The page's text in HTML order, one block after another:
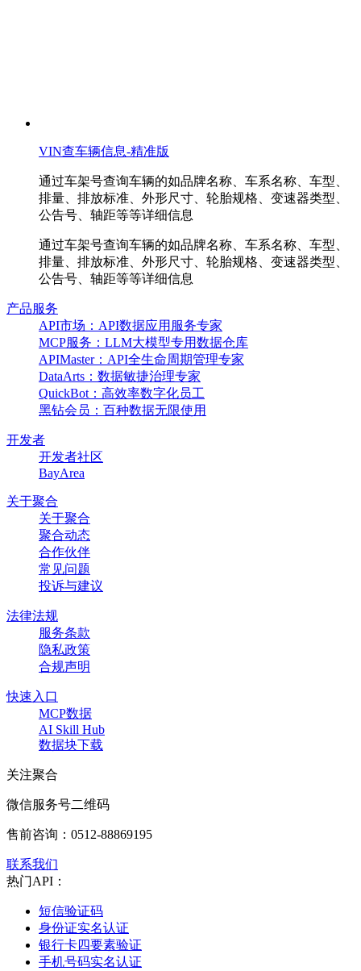
VIN查车辆信息-精准版
通过车架号查询车辆的如品牌名称、车系名称、车型、
排量、排放标准、外形尺寸、轮胎规格、变速器类型、
公告号、轴距等等详细信息
通过车架号查询车辆的如品牌名称、车系名称、车型、
排量、排放标准、外形尺寸、轮胎规格、变速器类型、
公告号、轴距等等详细信息
产品服务
API市场：API数据应用服务专家
MCP服务：LLM大模型专用数据仓库
APIMaster：API全生命周期管理专家
DataArts：数据敏捷治理专家
QuickBot：高效率数字化员工
黑钻会员：百种数据无限使用
开发者
开发者社区
BayArea
关于聚合
关于聚合
聚合动态
合作伙伴
常见问题
投诉与建议
法律法规
服务条款
隐私政策
合规声明
快速入口
MCP数据
AI Skill Hub
数据块下载
关注聚合
微信服务号二维码
售前咨询： 0512-88869195
联系我们
热门API：
短信验证码
身份证实名认证
银行卡四要素验证
手机号码实名认证